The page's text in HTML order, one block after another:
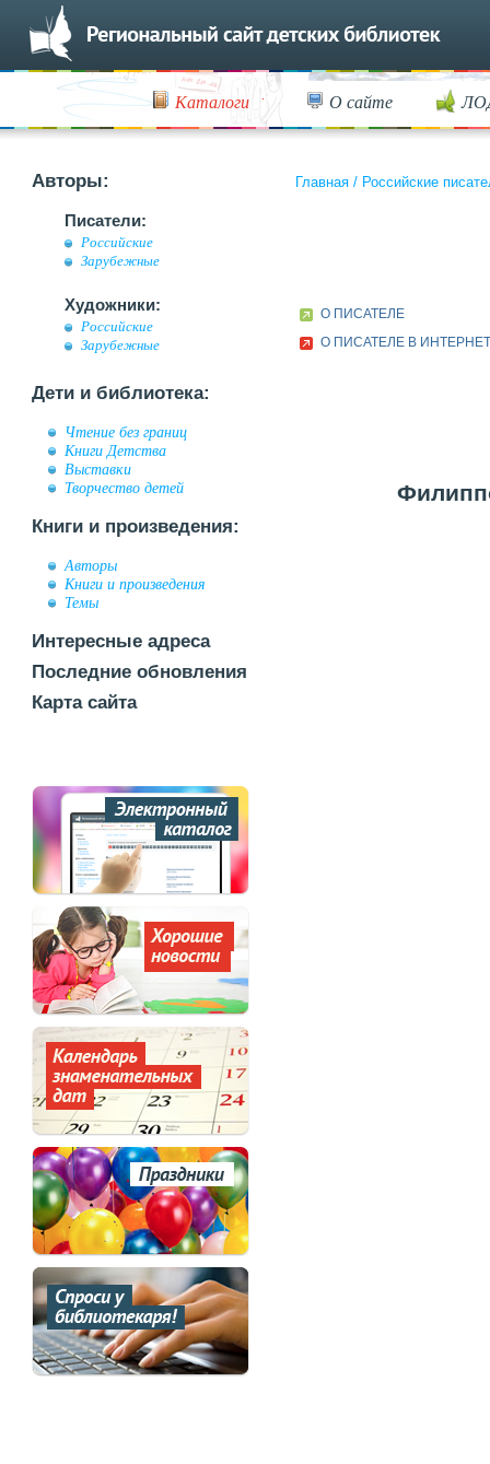
Каталоги О сайте
Авторы:
Писатели:
Российские
Зарубежные
Художники:
Российские
Зарубежные
Дети и библиотека:
Чтение без границ
Книги Детства
Выставки
Творчество детей
Книги и произведения:
Авторы
Книги и произведения
Темы
Интересные адреса
Последние обновления
Карта сайта
Главная / Российские
О ПИСАТЕЛЕ
О ПИСАТЕЛЕ В